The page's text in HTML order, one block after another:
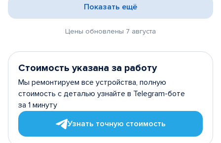
Цены обновлены 7 августа
Показать ещё
Стоимость указана за работу
Мы ремонтируем все устройства, полную
стоимость с деталью узнайте в Telegram-боте
за 1 минуту
Узнать точную стоимость